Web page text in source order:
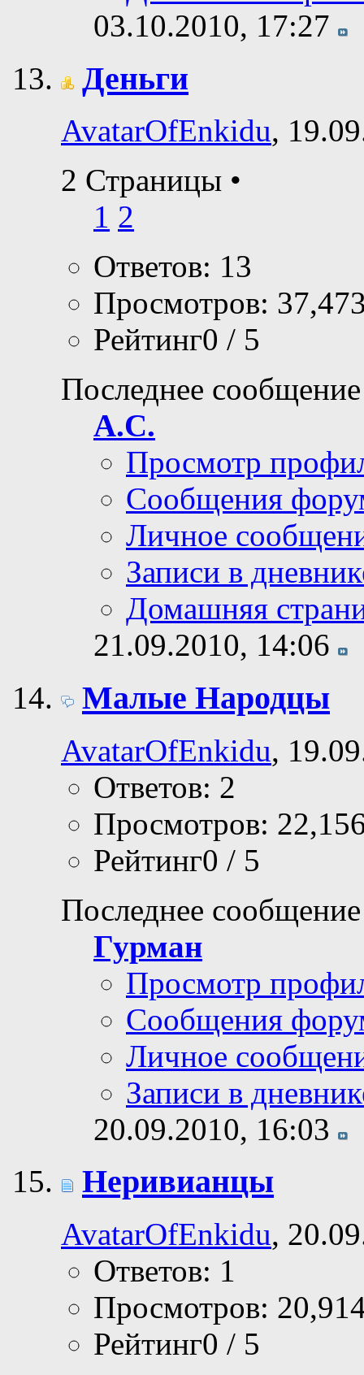
03.10.2010, 17:27
Деньги
AvatarOfEnkidu,
2 Страницы •
1 2
Ответов: 13
Просмотров:
Рейтинг0 / 5
Последнее
А.С.
Просмотр
Сообщения
Личное
Записи в
Домашняя
21.09.2010, 14:06
Малые Народцы
AvatarOfEnkidu,
Ответов: 2
Просмотров:
Рейтинг0 / 5
Последнее
Гурман
Просмотр
Сообщения
Личное
Записи в
20.09.2010, 16:03
Неривианцы
AvatarOfEnkidu,
Ответов: 1
Просмотров:
Рейтинг0 / 5